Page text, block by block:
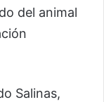
del animal
Salinas,